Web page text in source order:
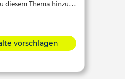
diesem Thema hinzu…
vorschlagen